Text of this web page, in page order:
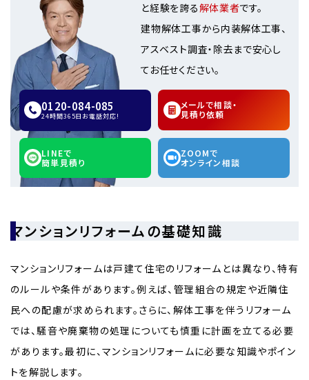
と経験を誇る解体業者です。
建物解体工事から内装解体工事、
アスベスト調査・除去まで安心し
てお任せください。
0120-084-085
24時間365日お電話対応!
メールで相談・
見積り依頼
LINEで
簡単見積り
ZOOMで
オンライン相談
マンションリフォームの基礎知識
マンションリフォームは戸建て住宅のリフォームとは異なり、特有
のルールや条件があります。例えば、管理組合の規定や近隣住
民への配慮が求められます。さらに、解体工事を伴うリフォーム
では、騒音や廃棄物の処理についても慎重に計画を立てる必要
があります。最初に、マンションリフォームに必要な知識やポイン
トを解説します。